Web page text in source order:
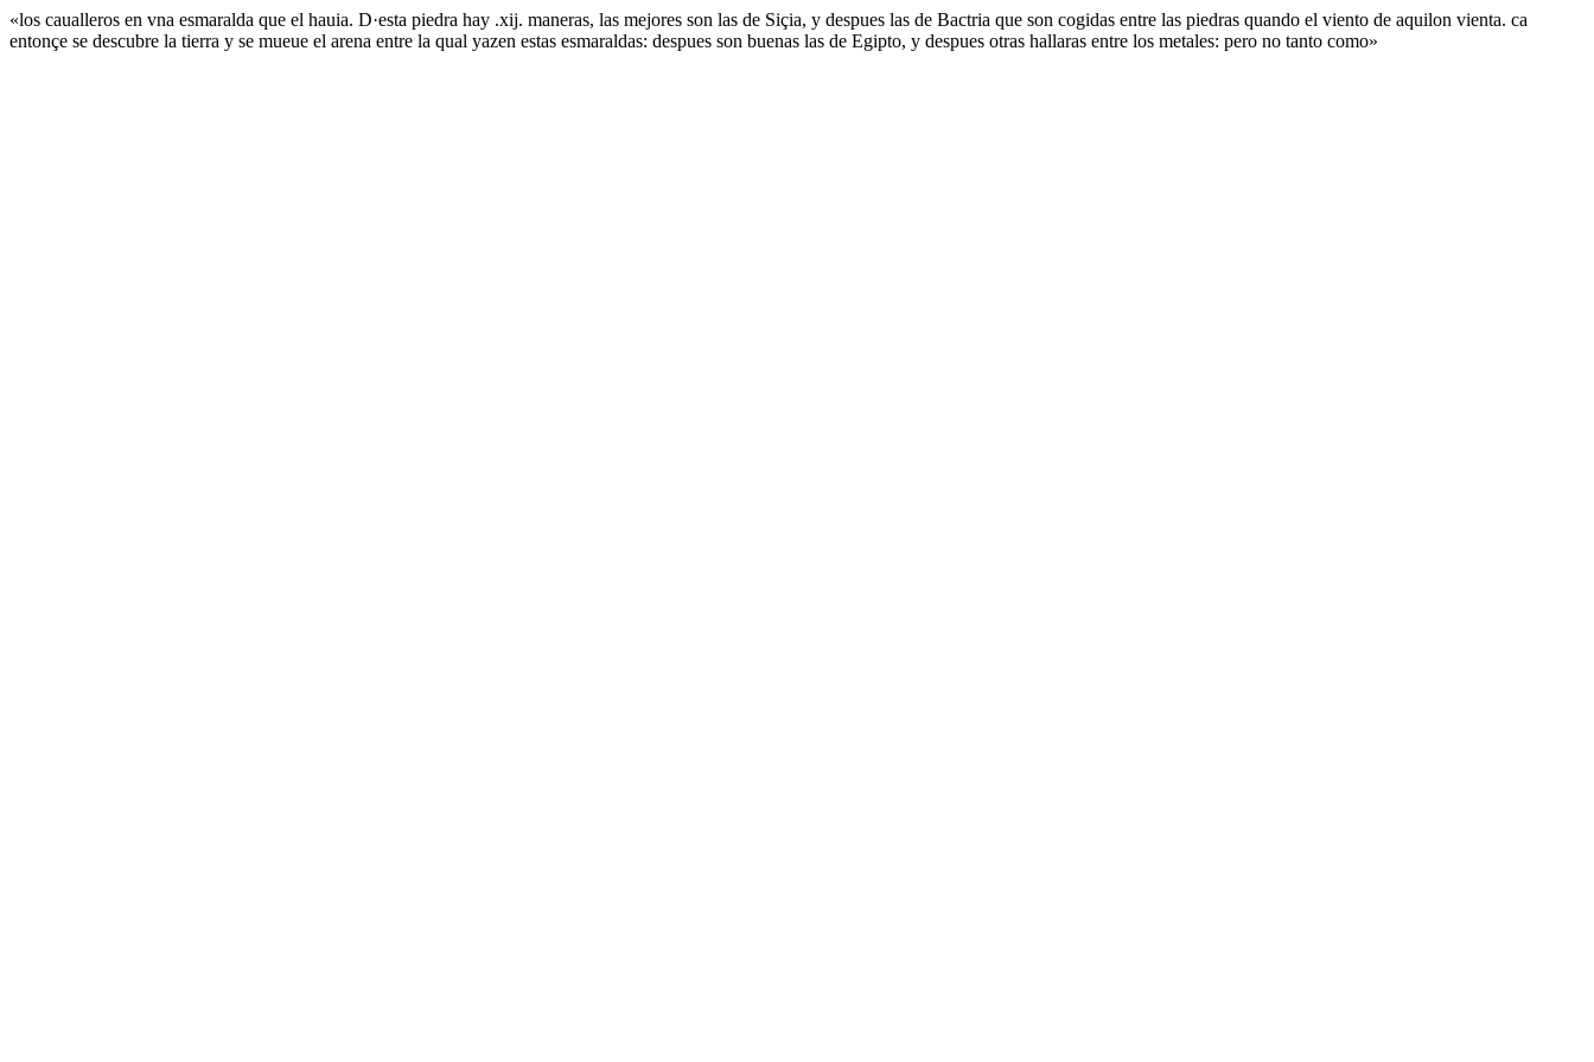
«los caualleros en vna esmaralda que el hauia. D·esta piedra hay .xij. maneras, las mejores son las de Siçia, y despues las de Bactria que son cogidas entre las piedras quando el viento de aquilon vienta. ca
entonçe se descubre la tierra y se mueue el arena entre la qual yazen estas esmaraldas: despues son buenas las de Egipto, y despues otras hallaras entre los metales: pero no tanto como»